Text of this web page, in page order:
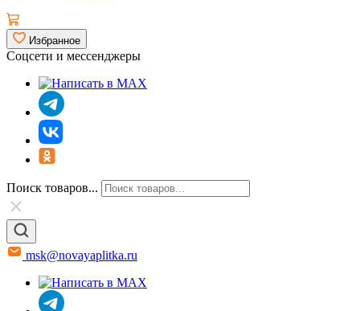
Избранное
Соцсети и мессенджеры
Поиск товаров...
msk@novayaplitka.ru